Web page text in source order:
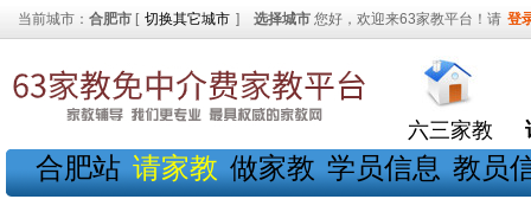
当前城市： 合肥市 [ 切换其它城市 ] 选择城市 您好，欢迎来63家教平台！请 登
六三家教
合肥站 请家教 做家教 学员信息 教员